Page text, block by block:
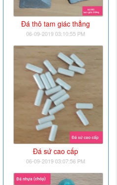
Đá thô tam giác thẳng
06-09-2019 03:10:55 PM
Đá sứ cao cấp
06-09-2019 03:07:56 PM